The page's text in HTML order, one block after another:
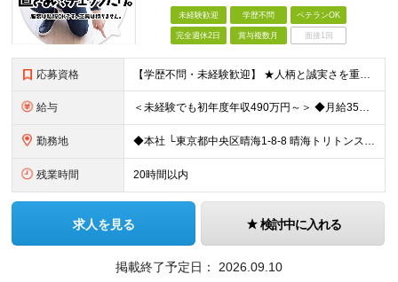
未経験歓迎 学歴不問 ベテランOK
完全週休2日 賞与複数月 面接1回
応募資格 【学歴不問・未経験歓迎】 ★人柄と誠実さを重視した採用です ◆社会人経験が1年以上ある方 （正社員または契約社員としての就業経験） ※普通自動車免許はあればなお可（必須ではありません） 《こんな
給与 ＜未経験でも初年度年収490万円～＞ ◆月給35万円～65万円＋賞与年2回（7月・12月） 【なぜ未経験に35万円を払えるのか】 UR都市機構様・日本郵政様・官公庁との直取引で中間マージンがなく、修
勤務地 ◆本社 └東京都中央区晴海1-8-8 晴海トリトンスクエアオフィスタワー W棟16F ＼＼オフィスタワー内には商業施設が多数併設／／ カフェやレストラン、コンビニやスーパー、 100円ショップなど様
残業時間 20時間以内
求人を見る 検討中に入れる
掲載終了予定日： 2026.09.10